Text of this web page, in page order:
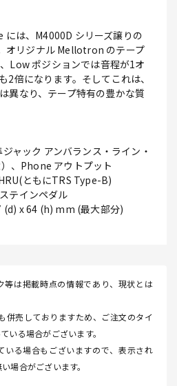
は、M4000D シリーズ譲りの
オリジナル Mellotron のテープ
Low ポジションでは音程が1オ
2倍になります。そしてこれは、
異なり、テープ特有の豊かな質
ャック アンバランス・ライン・
、Phone アウトプット
ともにTRS Type-B)
テインペダル
(d) x 64 (h) mm (最大部分)
は掲載時点の情報であり、現状とは
併売しておりますため、ご注文のタイ
いる場合がございます。
る場合もございますので、表示され
場合がございます。